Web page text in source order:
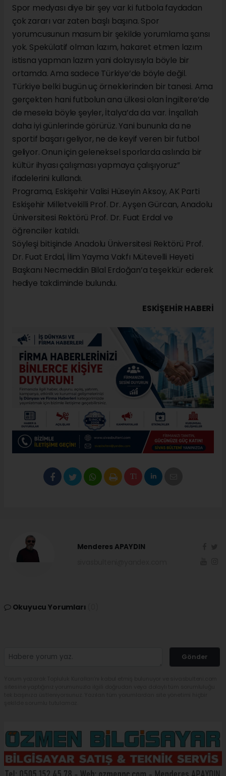
Spor medyası diye bir şey var ki futbola faydadan
çok zararı var zaten başlı başına. Spor
yorumcusunun masum bir şekilde yorumlama şansı
yok. Spekülatif olman lazım, hakaret etmen lazım
istisna yapman lazım yani dolayısıyla böyle bir
ortamda. Ama sadece Türkiye’de böyle değil.
Türkiye belki bugün uç örneklerinden bir tanesi. Ama
gerçekten hani futbolun ana ülkesi olan İngiltere’de
de mesela böyle şeyler, İtalya’da da var. İnşallah
daha iyi günlerinde görürüz. Yani bununla da ne
sportif başarı geliyor, ne de keyif veren bir futbol
geliyor. Onun için geleneksel sporlarda aslında bir
kültür ihyası çalışması yapmaya çalışıyoruz”
ifadelerini kullandı.
Programa, Eskişehir Valisi Hüseyin Aksoy, AK Parti
Eskişehir Milletvekilli Prof. Dr. Ayşen Gürcan, Anadolu
Üniversitesi Rektörü Prof. Dr. Fuat Erdal ve
öğrenciler katıldı.
Söyleşi bitişinde Anadolu Üniversitesi Rektörü Prof.
Dr. Fuat Erdal, İlim Yayma Vakfı Mütevelli Heyeti
Başkanı Necmeddin Bilal Erdoğan’a teşekkür ederek
hediye takdiminde bulundu.
ESKIŞEHIR HABERİ
Menderes APAYDIN
Okuyucu Yorumları
Gönder